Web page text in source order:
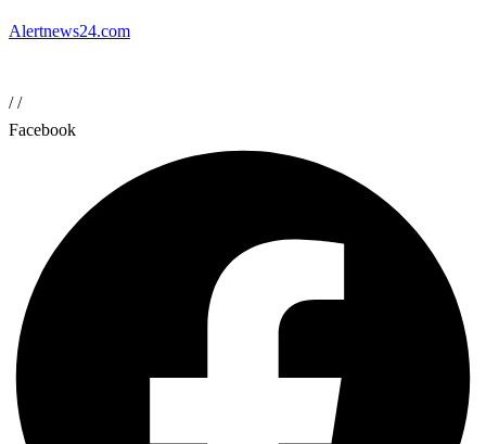
Alertnews24.com
//
Facebook